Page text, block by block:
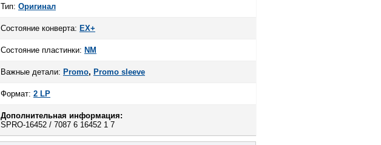
Тип: Оригинал
Состояние конверта: EX+
Состояние пластинки: NM
Важные детали: Promo, Promo sleeve
Формат: 2 LP
Дополнительная информация:
SPRO-16452 / 7087 6 16452 1 7